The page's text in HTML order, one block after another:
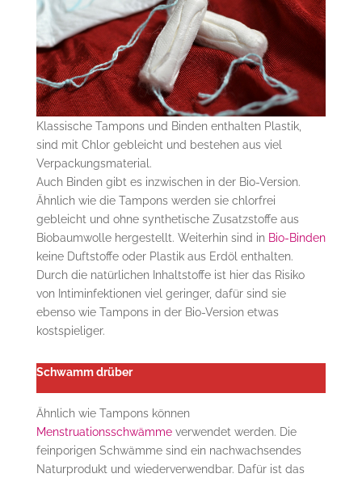
Klassische Tampons und Binden enthalten Plastik,
sind mit Chlor gebleicht und bestehen aus viel
Verpackungsmaterial.
Auch Binden gibt es inzwischen in der Bio-Version.
Ähnlich wie die Tampons werden sie chlorfrei
gebleicht und ohne synthetische Zusatzstoffe aus
Biobaumwolle hergestellt. Weiterhin sind in Bio-Binden
keine Duftstoffe oder Plastik aus Erdöl enthalten.
Durch die natürlichen Inhaltstoffe ist hier das Risiko
von Intiminfektionen viel geringer, dafür sind sie
ebenso wie Tampons in der Bio-Version etwas
kostspieliger.
Schwamm drüber
Ähnlich wie Tampons können
Menstruationsschwämmeverwendet werden. Die
feinporigen Schwämme sind ein nachwachsendes
Naturprodukt und wiederverwendbar. Dafür ist das